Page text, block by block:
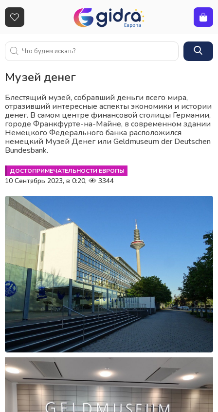
Музей денег
Блестящий музей, собравший деньги всего мира,
отразивший интересные аспекты экономики и истории
денег. В самом центре финансовой столицы Германии,
городе Франкфурте-на-Майне, в современном здании
Немецкого Федерального банка расположился
немецкий Музей Денег или Geldmuseum der Deutschen
Bundesbank.
ДОСТОПРИМЕЧАТЕЛЬНОСТИ ЕВРОПЫ
10 Сентябрь 2023, в 0:20 3344